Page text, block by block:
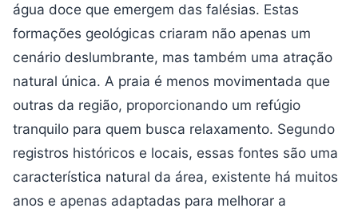
água doce que emergem das falésias. Estas
formações geológicas criaram não apenas um
cenário deslumbrante, mas também uma atração
natural única. A praia é menos movimentada que
outras da região, proporcionando um refúgio
tranquilo para quem busca relaxamento. Segundo
registros históricos e locais, essas fontes são uma
característica natural da área, existente há muitos
anos e apenas adaptadas para melhorar a